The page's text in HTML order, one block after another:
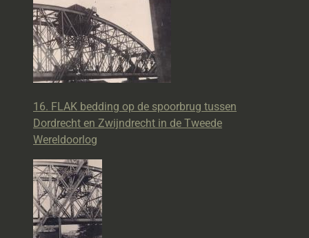
16. FLAK bedding op de spoorbrug tussen
Dordrecht en Zwijndrecht in de Tweede
Wereldoorlog